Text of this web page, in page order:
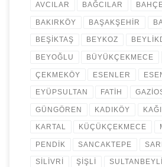
AVCILAR BAĞCILAR
BAKIRKÖY BAŞAKŞEHİR
BEŞİKTAŞ BEYKOZ
BEYOĞLU BÜYÜKÇEKMECE
ÇEKMEKÖY ESENLER
EYÜPSULTAN FATİH
GÜNGÖREN KADIKÖY
KARTAL KÜÇÜKÇEKMECE
PENDİK SANCAKTEPE
SİLİVRİ ŞİŞLİ SULTANBEYLİ